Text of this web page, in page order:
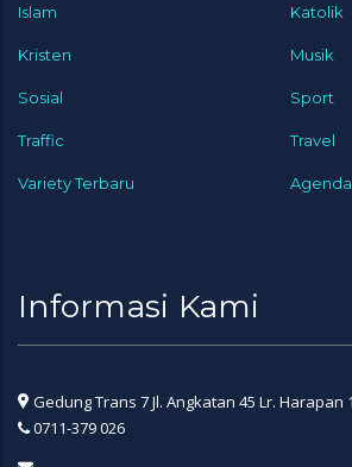
Islam Katolik
Kristen Musik
Sosial Sport
Traffic Travel
Variety Terbaru Agenda
Informasi Kami
Gedung Trans 7 Jl. Angkatan 45 Lr. Harapan
0711-379 026